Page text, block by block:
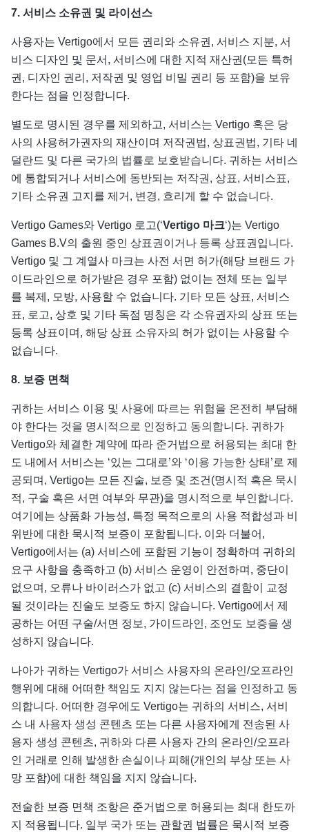
7. 서비스 소유권 및 라이선스
사용자는 Vertigo에서 모든 권리와 소유권, 서비스 지분, 서
비스 디자인 및 문서, 서비스에 대한 지적 재산권(모든 특허
권, 디자인 권리, 저작권 및 영업 비밀 권리 등 포함)을 보유
한다는 점을 인정합니다.
별도로 명시된 경우를 제외하고, 서비스는 Vertigo 혹은 당
사의 사용허가권자의 재산이며 저작권법, 상표권법, 기타 네
덜란드 및 다른 국가의 법률로 보호받습니다. 귀하는 서비스
에 통합되거나 서비스에 동반되는 저작권, 상표, 서비스표,
기타 소유권 고지를 제거, 변경, 흐리게 할 수 없습니다.
Vertigo Games와 Vertigo 로고(‘Vertigo 마크‘)는 Vertigo
Games B.V의 출원 중인 상표권이거나 등록 상표권입니다.
Vertigo 및 그 계열사 마크는 사전 서면 허가(해당 브랜드 가
이드라인으로 허가받은 경우 포함) 없이는 전체 또는 일부
를 복제, 모방, 사용할 수 없습니다. 기타 모든 상표, 서비스
표, 로고, 상호 및 기타 독점 명칭은 각 소유권자의 상표 또는
등록 상표이며, 해당 상표 소유자의 허가 없이는 사용할 수
없습니다.
8. 보증 면책
귀하는 서비스 이용 및 사용에 따르는 위험을 온전히 부담해
야 한다는 것을 명시적으로 인정하고 동의합니다. 귀하가
Vertigo와 체결한 계약에 따라 준거법으로 허용되는 최대 한
도 내에서 서비스는 ‘있는 그대로’와 ‘이용 가능한 상태’로 제
공되며, Vertigo는 모든 진술, 보증 및 조건(명시적 혹은 묵시
적, 구술 혹은 서면 여부와 무관)을 명시적으로 부인합니다.
여기에는 상품화 가능성, 특정 목적으로의 사용 적합성과 비
위반에 대한 묵시적 보증이 포함됩니다. 이와 더불어,
Vertigo에서는 (a) 서비스에 포함된 기능이 정확하며 귀하의
요구 사항을 충족하고 (b) 서비스 운영이 안전하며, 중단이
없으며, 오류나 바이러스가 없고 (c) 서비스의 결함이 교정
될 것이라는 진술도 보증도 하지 않습니다. Vertigo에서 제
공하는 어떤 구술/서면 정보, 가이드라인, 조언도 보증을 생
성하지 않습니다.
나아가 귀하는 Vertigo가 서비스 사용자의 온라인/오프라인
행위에 대해 어떠한 책임도 지지 않는다는 점을 인정하고 동
의합니다. 어떠한 경우에도 Vertigo는 귀하의 서비스, 서비
스 내 사용자 생성 콘텐츠 또는 다른 사용자에게 전송된 사
용자 생성 콘텐츠, 귀하와 다른 사용자 간의 온라인/오프라
인 거래로 인해 발생한 손실이나 피해(개인의 부상 또는 사
망 포함)에 대한 책임을 지지 않습니다.
전술한 보증 면책 조항은 준거법으로 허용되는 최대 한도까
지 적용됩니다. 일부 국가 또는 관할권 법률은 묵시적 보증